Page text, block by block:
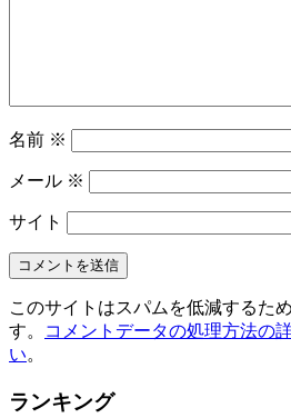
名前 ※
メール ※
サイト
このサイトはスパムを低減するた
す。
コメントデータの処理方法の
い。
ランキング